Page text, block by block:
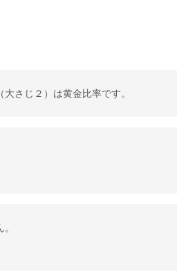
さじ２）は黄金比率です。